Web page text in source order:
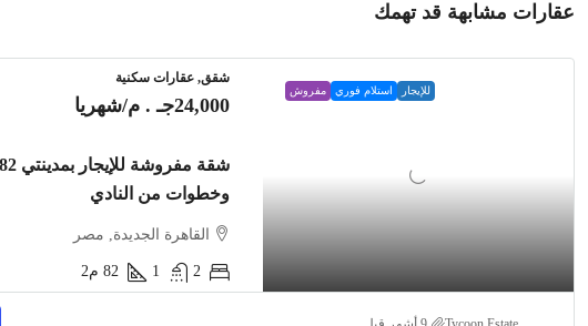
عقارات مشابهة قد تهمك
للإيجار استلام فوري مفروش
شقق, عقارات سكنية
24,000جـ . م /شهريا
وخطوات من النادي
القاهرة الجديدة, مصر
2
1
82 م2